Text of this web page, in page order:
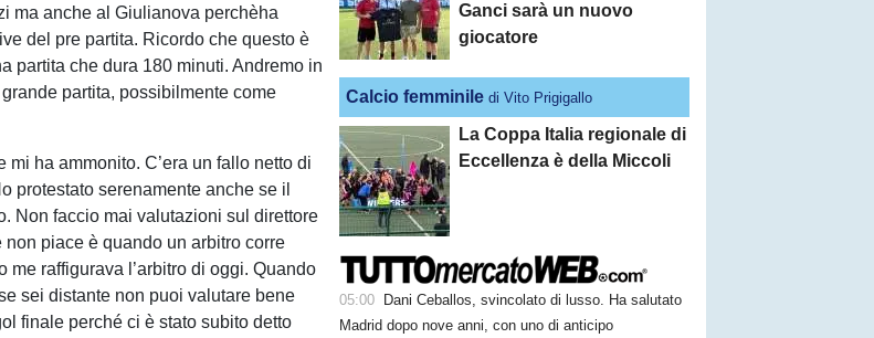
ma anche al Giulianova perchèha
del pre partita. Ricordo che questo è
partita che dura 180 minuti. Andremo in
partita, possibilmente come
mi ha ammonito. C’era un fallo netto di
protestato serenamente anche se il
Non faccio mai valutazioni sul direttore
non piace è quando un arbitro corre
me raffigurava l’arbitro di oggi. Quando
sei distante non puoi valutare bene
finale perché ci è stato subito detto
Ganci sarà un nuovo
giocatore
Calcio femminile di Vito Prigigallo
La Coppa Italia regionale di
Eccellenza è della Miccoli
05:00
Dani Ceballos, svincolato di lusso. Ha salutato
Madrid dopo nove anni, con uno di anticipo